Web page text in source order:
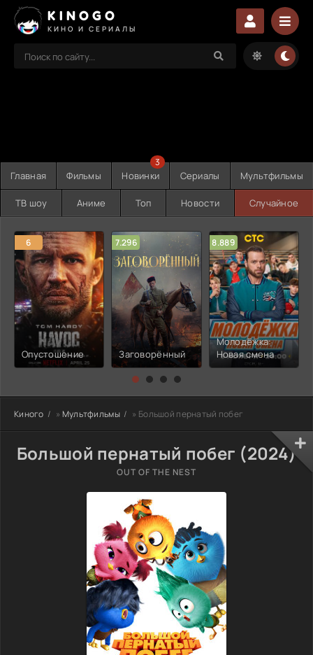
KINOGO
КИНО И СЕРИАЛЫ
Главная Фильмы Новинки
3
Сериалы Мультфильмы
ТВ шоу Аниме Топ Новости Случайное
6
Опустошение
7.296
Заговорённый
8.889
Молодёжка:
Новая смена
Киного » Мультфильмы » Большой пернатый побег
Большой пернатый побег (2024)
OUT OF THE NEST